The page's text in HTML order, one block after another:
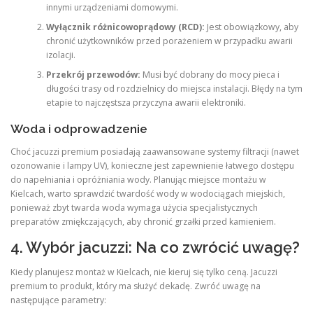
innymi urządzeniami domowymi.
Wyłącznik różnicowoprądowy (RCD): Jest obowiązkowy, aby
chronić użytkowników przed porażeniem w przypadku awarii
izolacji.
Przekrój przewodów: Musi być dobrany do mocy pieca i
długości trasy od rozdzielnicy do miejsca instalacji. Błędy na tym
etapie to najczęstsza przyczyna awarii elektroniki.
Woda i odprowadzenie
Choć jacuzzi premium posiadają zaawansowane systemy filtracji (nawet
ozonowanie i lampy UV), konieczne jest zapewnienie łatwego dostępu
do napełniania i opróżniania wody. Planując miejsce montażu w
Kielcach, warto sprawdzić twardość wody w wodociągach miejskich,
ponieważ zbyt twarda woda wymaga użycia specjalistycznych
preparatów zmiękczających, aby chronić grzałki przed kamieniem.
4. Wybór jacuzzi: Na co zwrócić uwagę?
Kiedy planujesz montaż w Kielcach, nie kieruj się tylko ceną. Jacuzzi
premium to produkt, który ma służyć dekadę. Zwróć uwagę na
następujące parametry: